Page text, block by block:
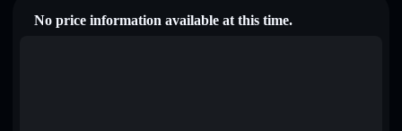
No price information available at this time.